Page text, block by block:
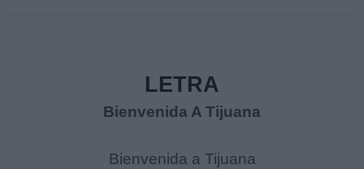
LETRA
Bienvenida A Tijuana
Bienvenida a Tijuana